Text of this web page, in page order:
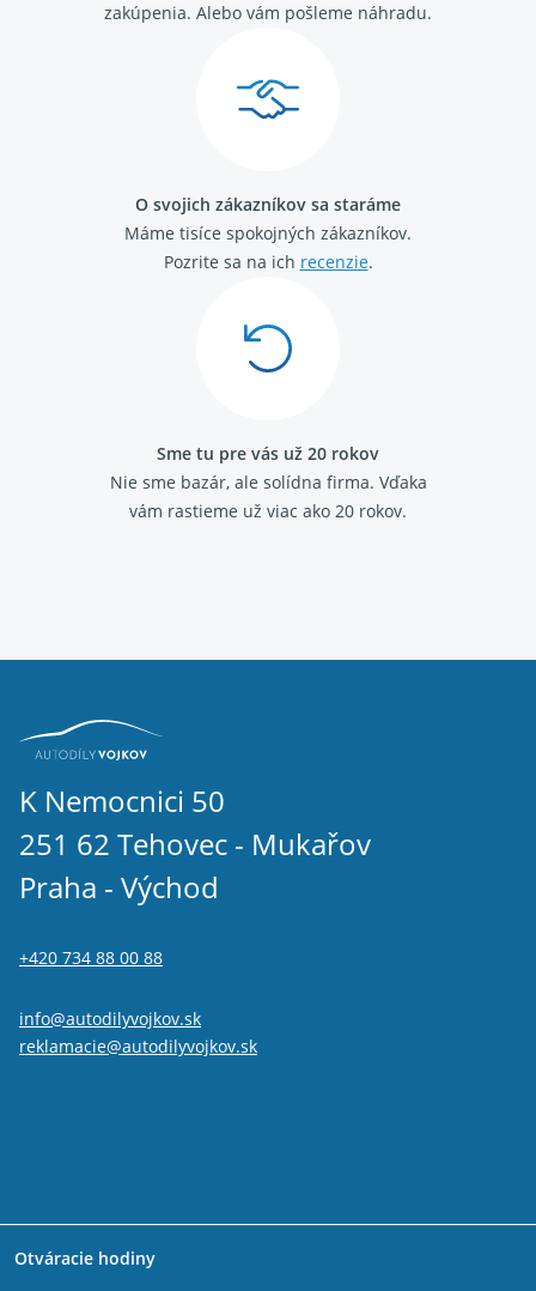
zakúpenia. Alebo vám pošleme náhradu.
O svojich zákazníkov sa staráme
Máme tisíce spokojných zákazníkov.
Pozrite sa na ich recenzie.
Sme tu pre vás už 20 rokov
Nie sme bazár, ale solídna firma. Vďaka
vám rastieme už viac ako 20 rokov.
K Nemocnici 50
251 62 Tehovec - Mukařov
Praha - Východ
+420 734 88 00 88
info@autodilyvojkov.sk
reklamacie@autodilyvojkov.sk
Otváracie hodiny